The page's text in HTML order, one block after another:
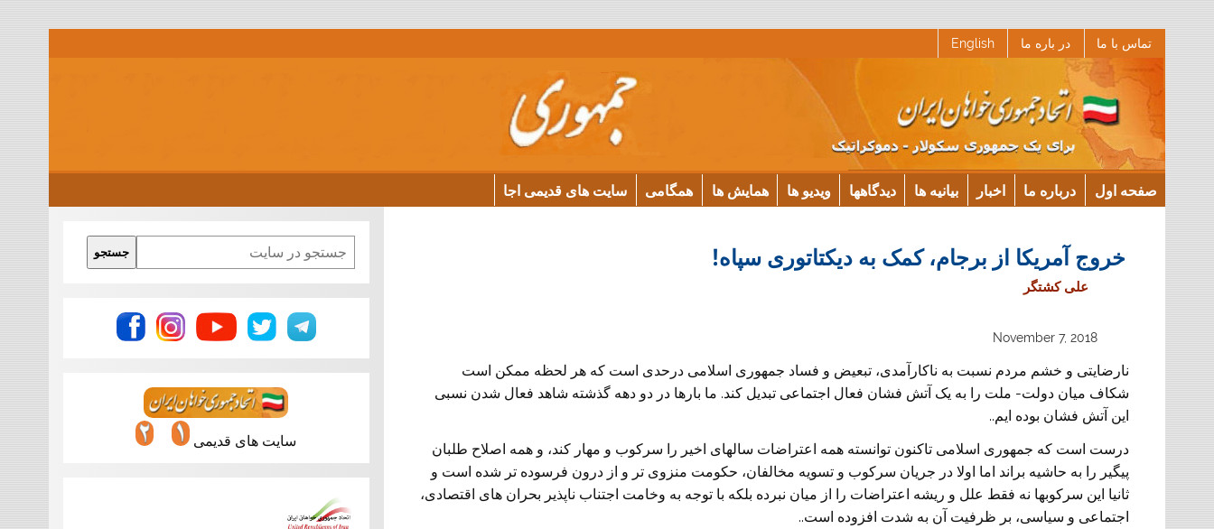
تماس با ما در باره ما English
صفحه اول درباره ما اخبار بیانیه ها دیدگاهها ویدیو ها همایش ها همگامی سایت های قدیمی اجا
خروج آمریکا از برجام، کمک به دیکتاتوری سپاه!
علی کشتگر
November 7, 2018
نارضایتی و خشم مردم نسبت به ناکارآمدی، تبعیض و فساد جمهوری اسلامی درحدی است که هر لحظه ممکن است
شکاف میان دولت- ملت را به یک آتش فشان فعال اجتماعی تبدیل کند. ما بارها در دو دهه گذشته شاهد فعال شدن نسبی
این آتش فشان بوده ایم..
درست است که جمهوری اسلامی تاکنون توانسته همه اعتراضات سالهای اخیر را سرکوب و مهار کند، و همه اصلاح طلبان
پیگیر را به حاشیه براند اما اولا در جریان سرکوب و تسویه مخالفان، حکومت منزوی تر و از درون فرسوده تر شده است و
ثانیا این سرکوبها نه فقط علل و ریشه اعتراضات را از میان نبرده بلکه با توجه به وخامت اجتناب ناپذیر بحران های اقتصادی،
اجتماعی و سیاسی، بر ظرفیت آن به شدت افزوده است..
Search
جستجو
سایت های قدیمی